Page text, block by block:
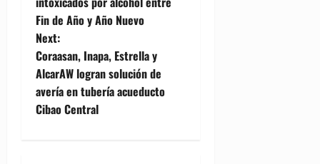
s
t
n
a
Fin de Año y Año Nuevo
Next:
Coraasan, Inapa, Estrella y
AlcarAW logran solución de
avería en tubería acueducto
Cibao Central